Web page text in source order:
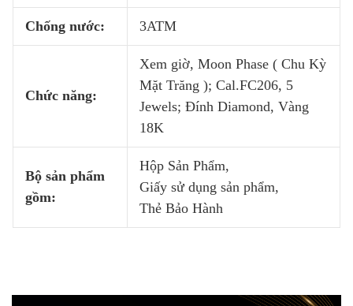
Chống nước: 3ATM
Chức năng:
Xem giờ, Moon Phase ( Chu Kỳ
Mặt Trăng ); Cal.FC206, 5
Jewels; Đính Diamond, Vàng
18K
Bộ sản phẩm
gồm:
Hộp Sản Phẩm,
Giấy sử dụng sản phẩm,
Thẻ Bảo Hành